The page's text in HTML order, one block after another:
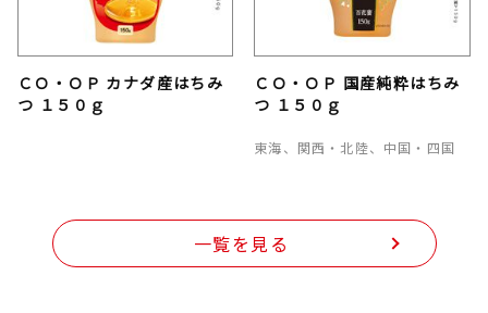
ＣＯ・ＯＰ カナダ産はちみ
つ １５０ｇ
ＣＯ・ＯＰ 国産純粋はちみ
つ １５０ｇ
東海、関西・北陸、中国・四国
一覧を見る